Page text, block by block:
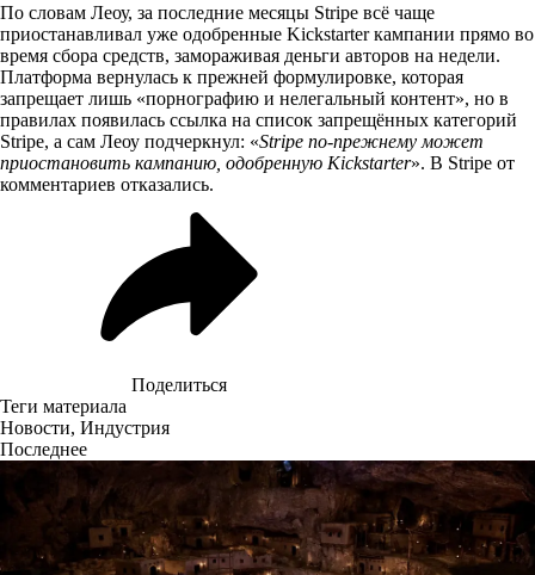
По словам Леоу, за последние месяцы Stripe всё чаще
приостанавливал уже одобренные Kickstarter кампании прямо во
время сбора средств, замораживая деньги авторов на недели.
Платформа вернулась к прежней формулировке, которая
запрещает лишь «порнографию и нелегальный контент», но в
правилах появилась ссылка на список запрещённых категорий
Stripe, а сам Леоу подчеркнул: «Stripe по-прежнему может
приостановить кампанию, одобренную Kickstarter». В Stripe от
комментариев отказались.
Поделиться
Теги материала
Новости, Индустрия
Последнее